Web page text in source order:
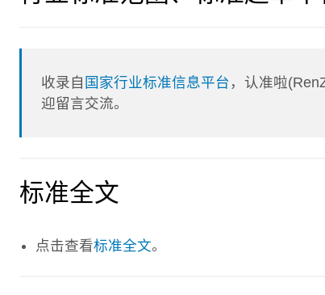
收录自 国家行业标准信息平台 ，认准啦
迎留言交流。
标准全文
点击查看标准全文。